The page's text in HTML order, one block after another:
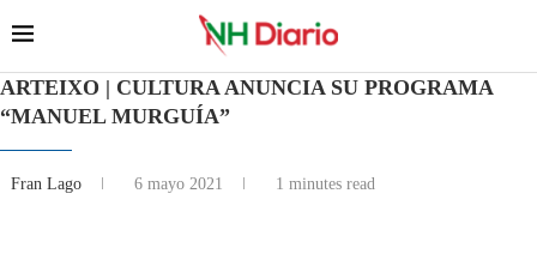
ARTEIXO | CULTURA ANUNCIA SU PROGRAMA
“MANUEL MURGUÍA”
Fran Lago 6 mayo 2021 1 minutes read